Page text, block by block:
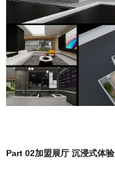
Part 02加盟展厅 沉浸式体验